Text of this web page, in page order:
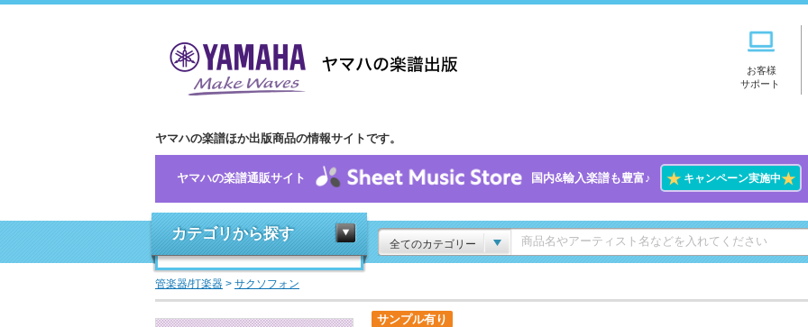
お客様
サポート
ヤマハの楽譜ほか出版商品の情報サイトです。
ヤマハの楽譜通販サイト 国内&輸入楽譜も豊富♪ ★キャンペーン実施中★
カテゴリから探す
全てのカテゴリー
管楽器/打楽器 > サクソフォン
サンプル有り